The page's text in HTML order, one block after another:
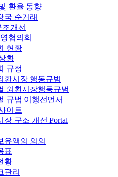
환율 동향
국 순거래
조개선
협의회
현황
황
규정
환시장 행동규범
외환시장행동규범
규범 이행선언서
이트
장 구조 개선 Portal
유액의 의의
표
황
관리